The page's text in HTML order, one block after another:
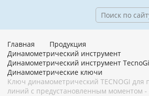
Главная
Продукция
Динамометрический инструмент
Динамометрический инструмент TecnoGi
Динамометрические ключи
Ключ динамометрический TECNOGI для
линий с предустановленным моментом -